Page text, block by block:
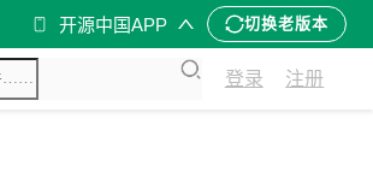
开源中国APP 切换老版本
登录 注册